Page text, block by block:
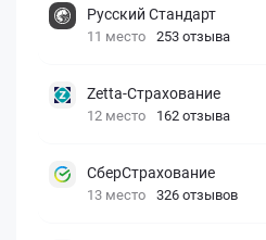
Русский Стандарт
11 место 253 отзыва
Zetta-Страхование
12 место 162 отзыва
СберСтрахование
13 место 326 отзывов